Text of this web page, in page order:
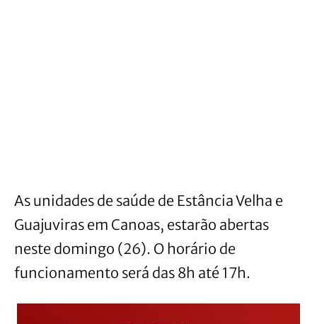
As unidades de saúde de Estância Velha e
Guajuviras em Canoas, estarão abertas
neste domingo (26). O horário de
funcionamento será das 8h até 17h.